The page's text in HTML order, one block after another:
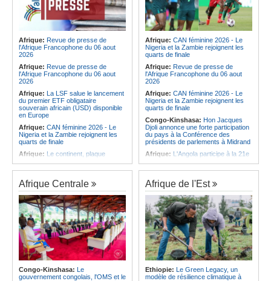
Afrique: Revue de presse de
l'Afrique Francophone du 06 aout
2026
Afrique: Revue de presse de
l'Afrique Francophone du 06 aout
2026
Afrique: La LSF salue le lancement
du premier ETF obligataire
souverain africain (USD) disponible
en Europe
Afrique: CAN féminine 2026 - Le
Nigeria et la Zambie rejoignent les
quarts de finale
Afrique: Le continent, plaque
Afrique:Pourquoi l'avenir du textile
africain est bien plus prometteur que
ne le laissent penser les chiffres
Afrique:L'essor historique de
l'Éthiopie met à mal la campagne
d'hostilité menée par Le Caire
Afrique:La Cour international de
justice fixe le calendrier de la
procédure engagée par la RDC
contre le Rwanda
Afrique:Ligue des Champions de la
CAF - L'Espérance exemptée au
Afrique: CAN féminine 2026 - Le
Nigeria et la Zambie rejoignent les
quarts de finale
Afrique: Revue de presse de
l'Afrique Francophone du 06 aout
2026
Afrique: CAN féminine 2026 - Le
Nigeria et la Zambie rejoignent les
quarts de finale
Congo-Kinshasa: Hon Jacques
Djoli annonce une forte participation
du pays à la Conférence des
présidents de parlements à Midrand
Afrique: L'Angola participe à la 21e
Afrique:CAN féminine - La Côte
d'Ivoire affrontera l'Algérie et le
Maroc fera face à l'Afrique du Sud
en quarts
Afrique: Revue de presse de
l'Afrique francophone du 05 août
2026
Afrique:L'Angola et l'UA préparent
le sommet sur la prévention et la
résolution des conflits
Angola:Le paiement échelonné
des services touristiques démarre
Afrique Centrale
Congo-Kinshasa: Le
gouvernement congolais, l'OMS et le
Afrique de l'Est
Ethiopie: Le Green Legacy, un
modèle de résilience climatique à